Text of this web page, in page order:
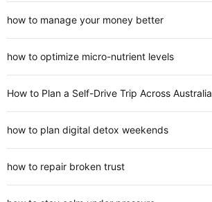
how to manage your money better
how to optimize micro-nutrient levels
How to Plan a Self-Drive Trip Across Australia
how to plan digital detox weekends
how to repair broken trust